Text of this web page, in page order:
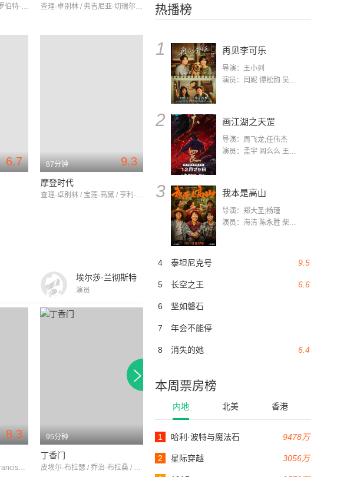
热播榜
1 再见李可乐
导演：王小列
演员：闫妮 谭松韵 吴京 蒋龙 赵小棠 冯雷 李虎城 平安 小七 小可乐
2 画江湖之天罡
导演：周飞龙;任伟杰
演员：孟宇 阎么么 王凯 郭政建 阎萌萌 杨默 高枫 齐斯伽 刘芊含 马程
3 我本是高山
导演：郑大圣;杨瑾
演员：海清 陈永胜 柴烨 王玥婷 万国鹏 美朵达瓦 赵瑞婷 罗解艳 郭莉娜 潘家艳
9.5
4 泰坦尼克号
6.6
5 长空之王
6 坚如磐石
7 年会不能停
6.4
8 消失的她
本周票房榜
内地 北美 香港
9478万
1 哈利·波特与魔法石
3056万
2 星际穿越
卡洛·朗白 / 杰克·本尼 / 罗伯特·斯塔克 查理·卓别林 / 弗吉尼亚·切瑞尔 / 佛罗伦斯·李
6.7 9.3
87分钟
摩登时代
查理·卓别林 / 宝莲·高黛 / 亨利·伯格曼
埃尔莎·兰彻斯特
演员
8.3
JeanBrlin / IngeFrss / FrancisPicabia
95分钟
丁香门
皮埃尔·布拉瑟 / 乔治·布拉桑 / 亨利·维达尔
7.8
35分钟
沉睡的巴黎
81分钟
百万法郎